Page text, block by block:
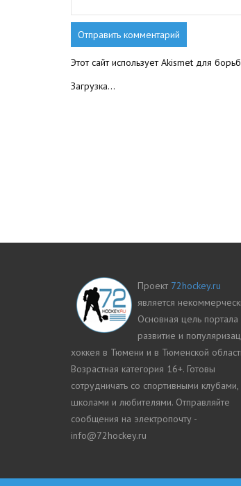
Этот сайт использует Akismet для
Загрузка...
Проект 72hockey.ru
является
Основная цель портала
развитие и
хоккея в Тюмени и в Тюменской
Возрастная категория 16+. Готовы
сотрудничать со спортивными клубами,
школами и любителями. Отправляйте
сообщения на электропочту -
info@72hockey.ru